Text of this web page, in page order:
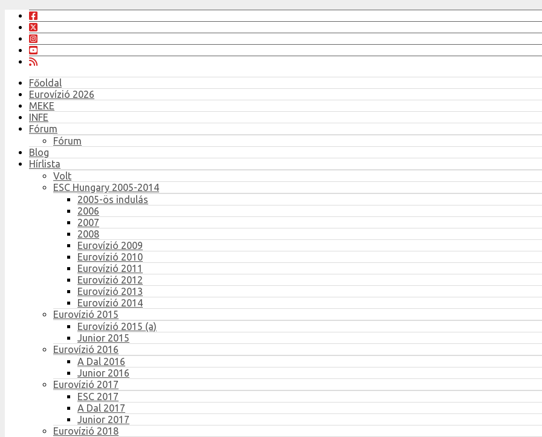
Főoldal
Eurovízió 2026
MEKE
INFE
Fórum
Fórum
Blog
Hírlista
Volt
ESC Hungary 2005-2014
2005-ös indulás
2006
2007
2008
Eurovízió 2009
Eurovízió 2010
Eurovízió 2011
Eurovízió 2012
Eurovízió 2013
Eurovízió 2014
Eurovízió 2015
Eurovízió 2015 (a)
Junior 2015
Eurovízió 2016
A Dal 2016
Junior 2016
Eurovízió 2017
ESC 2017
A Dal 2017
Junior 2017
Eurovízió 2018